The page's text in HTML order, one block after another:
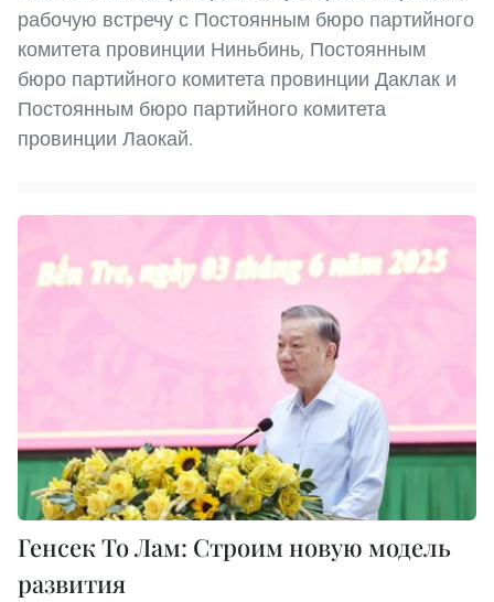
рабочую встречу с Постоянным бюро партийного
комитета провинции Ниньбинь, Постоянным
бюро партийного комитета провинции Даклак и
Постоянным бюро партийного комитета
провинции Лаокай.
Генсек То Лам: Строим новую модель
развития